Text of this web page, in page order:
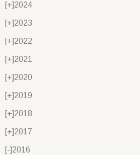
[+]2024
[+]2023
[+]2022
[+]2021
[+]2020
[+]2019
[+]2018
[+]2017
[-]2016